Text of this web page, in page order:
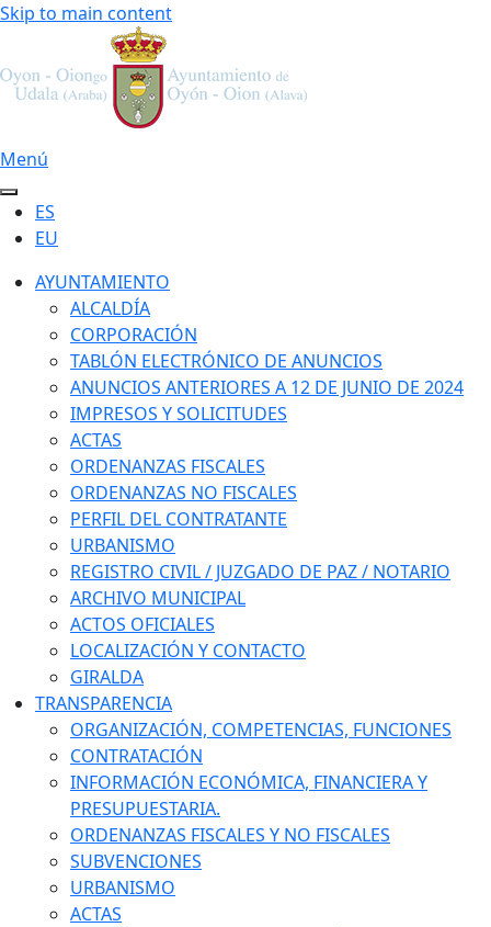
Skip to main content
Menú
ES
EU
AYUNTAMIENTO
ALCALDÍA
CORPORACIÓN
TABLÓN ELECTRÓNICO DE ANUNCIOS
ANUNCIOS ANTERIORES A 12 DE JUNIO DE 2024
IMPRESOS Y SOLICITUDES
ACTAS
ORDENANZAS FISCALES
ORDENANZAS NO FISCALES
PERFIL DEL CONTRATANTE
URBANISMO
REGISTRO CIVIL / JUZGADO DE PAZ / NOTARIO
ARCHIVO MUNICIPAL
ACTOS OFICIALES
LOCALIZACIÓN Y CONTACTO
GIRALDA
TRANSPARENCIA
ORGANIZACIÓN, COMPETENCIAS, FUNCIONES
CONTRATACIÓN
INFORMACIÓN ECONÓMICA, FINANCIERA Y
PRESUPUESTARIA.
ORDENANZAS FISCALES Y NO FISCALES
SUBVENCIONES
URBANISMO
ACTAS